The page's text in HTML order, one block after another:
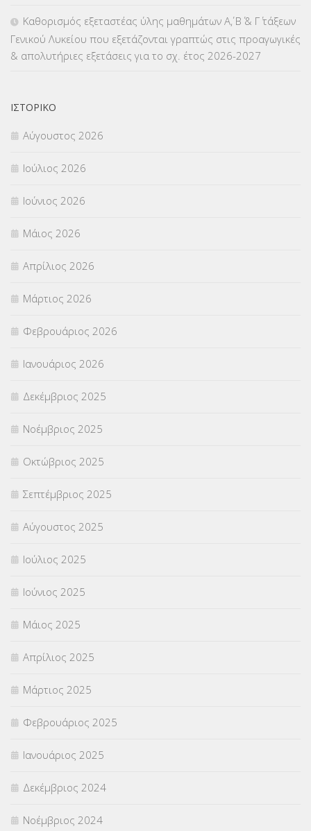
ΜΕΤΑΦΟΡΑ ΜΑΘΗΤΩΝ(3)
ΟΙΚΟΝΟΜΙΚΑ ΘΕΜΑΤΑ
Π.Ε.Κ. ΗΡΑΚΛΕΙΟΥ
ΠΑΝΕΛΛΑΔΙΚΕΣ ΕΞΕΤΑΣΕΙΣ
ΠΡΟΚΗΡΥΞΕΙΣ
ΣΕΜΙΝΑΡΙΑ – ΗΜΕΡΙΔΕΣ
ΣΕΠ(50)
ΣΤΕΛΕΧΗ (360)
ΣΥΜΒΟΥΛΕΥΤΙΚΟΣ ΣΤΑΘΜΟΣ ΝΕΩΝ
ΣΥΝΤΑΞΕΙΣ(12)
ΣΧΟΛΙΚΟΙ ΣΥΜΒΟΥΛΟΙ
ΥΠΕΡΑΡΙΘΜΟΙ(1)
ΥΠΟΤΡΟΦΙΕΣ(28)
ΦΥΣΙΚΗ ΑΓΩΓΗ(692)
Χωρίς κατηγορία
Καθορισμός εξεταστέας ύλης μαθημάτων Α΄, Β΄ & Γ΄ τάξεων
Γενικού Λυκείου που εξετάζονται γραπτώς στις προαγωγικές
& απολυτήριες εξετάσεις για το σχ. έτος 2026-2027
ΙΣΤΟΡΙΚΌ
Αύγουστος 2026
Ιούλιος 2026
Ιούνιος 2026
Μάιος 2026
Απρίλιος 2026
Μάρτιος 2026
Φεβρουάριος 2026
Ιανουάριος 2026
Δεκέμβριος 2025
Νοέμβριος 2025
Οκτώβριος 2025
Σεπτέμβριος 2025
Αύγουστος 2025
Ιούλιος 2025
Ιούνιος 2025
Μάιος 2025
Απρίλιος 2025
Μάρτιος 2025
Φεβρουάριος 2025
Ιανουάριος 2025
Δεκέμβριος 2024
Νοέμβριος 2024